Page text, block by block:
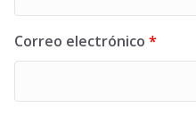
Correo electrónico *